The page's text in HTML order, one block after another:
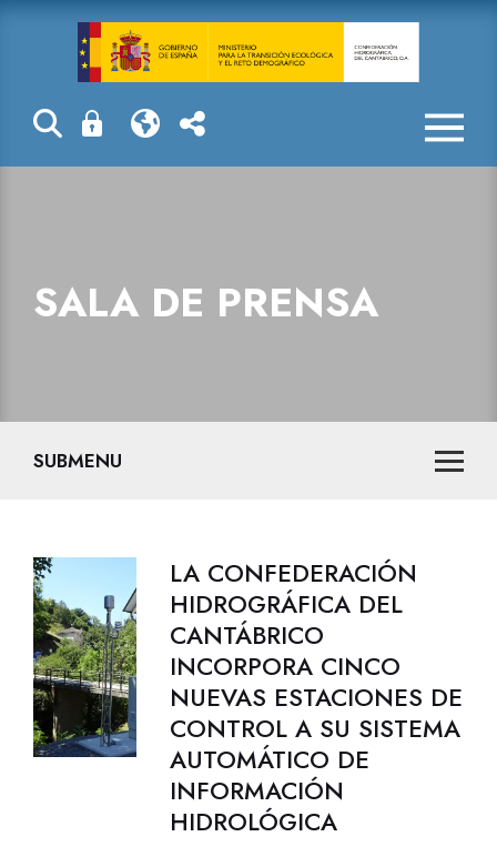
Sala de prensa
SALA DE PRENSA
SUBMENU
LA CONFEDERACIÓN
HIDROGRÁFICA DEL
CANTÁBRICO
INCORPORA CINCO
NUEVAS ESTACIONES DE
CONTROL A SU SISTEMA
AUTOMÁTICO DE
INFORMACIÓN
HIDROLÓGICA